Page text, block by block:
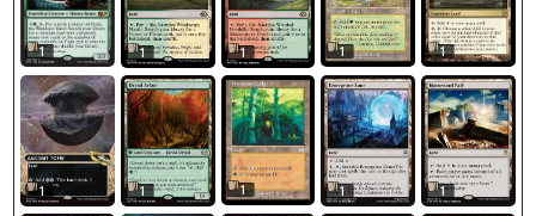
1 1 1 1 1
1 1 1 1 1